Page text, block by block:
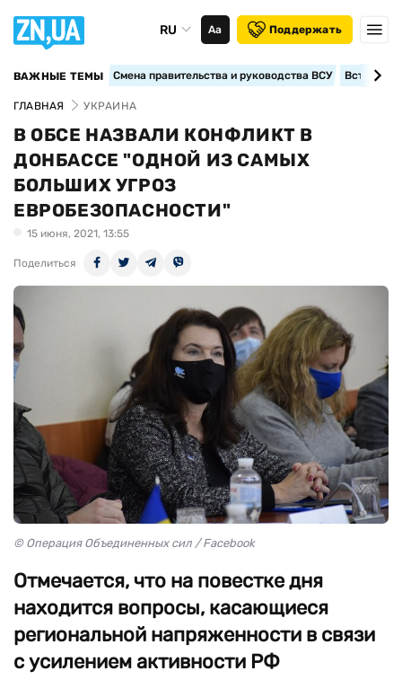
RU Аа Поддержать
ВАЖНЫЕ ТЕМЫ Смена правительства и руководства ВСУ
ГЛАВНАЯ УКРАИНА
В ОБСЕ НАЗВАЛИ КОНФЛИКТ В
ДОНБАССЕ "ОДНОЙ ИЗ САМЫХ
БОЛЬШИХ УГРОЗ
ЕВРОБЕЗОПАСНОСТИ"
15 июня, 2021, 13:55
Поделиться
© Операция Объединенных сил / Facebook
Отмечается, что на повестке дня
находится вопросы, касающиеся
региональной напряженности в связи
с усилением активности РФ